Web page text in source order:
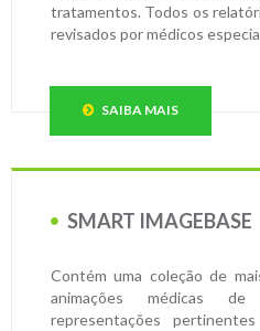
tratamentos. Todos os
revisados por médicos
SAIBA MAIS
SMART IMAGEBASE
Contém uma coleção de
animações médicas
representações